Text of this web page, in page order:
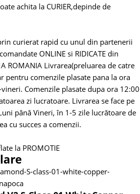
achita la CURIER,depinde de
curierat rapid cu unul din partenerii
ONLINE si RIDICATE din
ROMANIA Livrarea(preluarea de catre
pentru comenzile plasate pana la ora
Comenzile plasate dupa ora 12:00
zi lucratoare. Livrarea se face pe
până Vineri, în 1-5 zile lucrătoare de
cu succes a comenzii.
la PROMOTIE